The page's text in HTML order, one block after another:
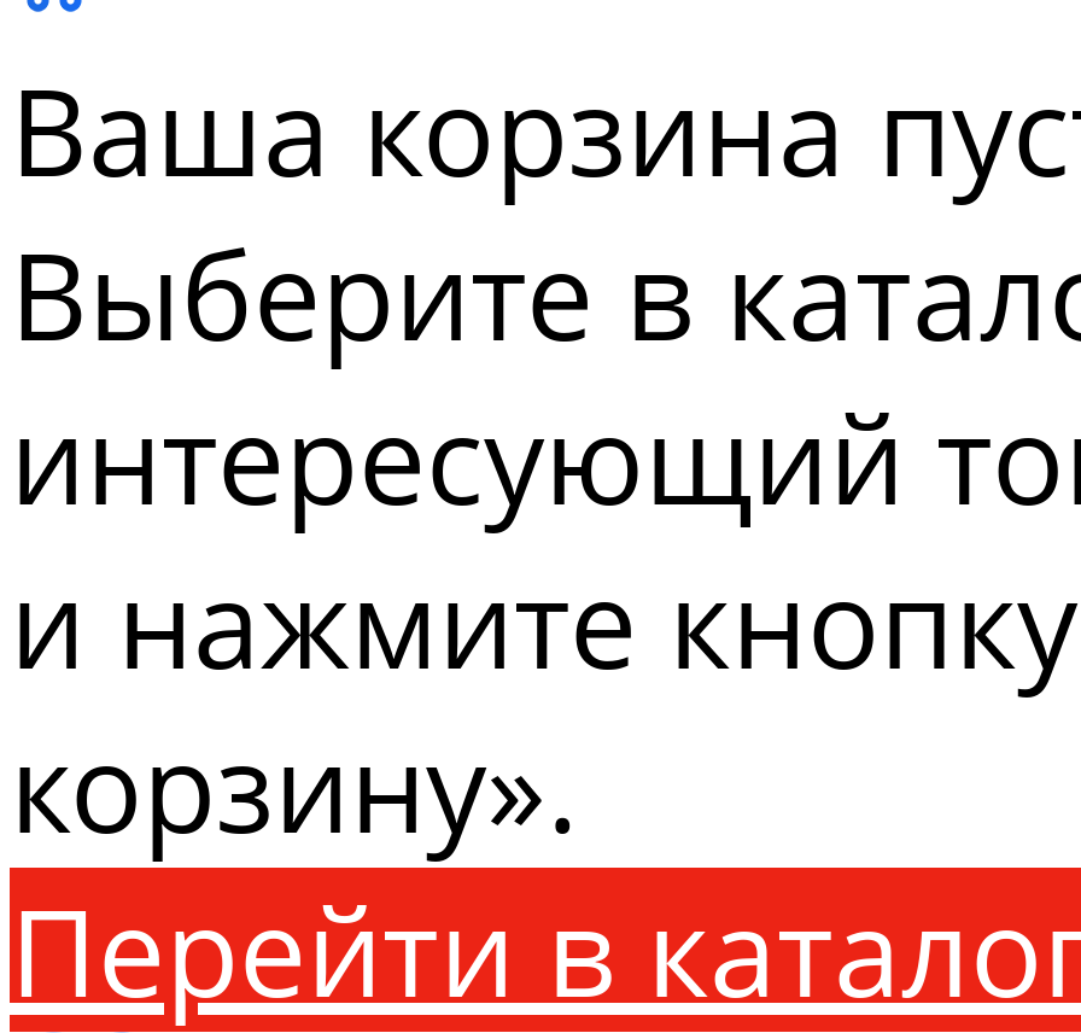
Ваша корзина
Выберите в
интересующий
и нажмите
корзину».
Перейти в